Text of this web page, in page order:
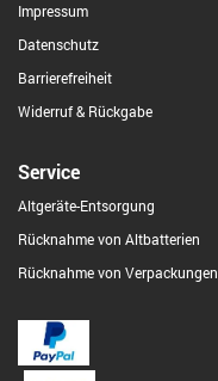
Impressum
Datenschutz
Barrierefreiheit
Widerruf & Rückgabe
Service
Altgeräte-Entsorgung
Rücknahme von Altbatterien
Rücknahme von Verpackungen